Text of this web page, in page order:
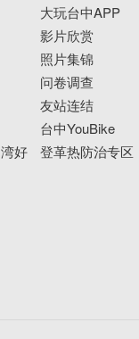
好
大玩台中APP
影片欣赏
照片集锦
问卷调查
友站连结
台中YouBike
登革热防治专区